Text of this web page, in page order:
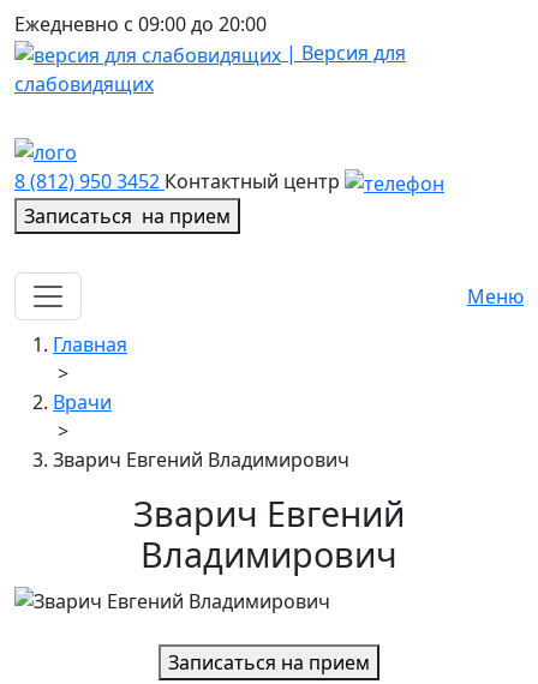
Ежедневно с 09:00 до 20:00
| Версия для
слабовидящих
8 (812) 950 3452 Контактный центр
Записаться на прием
Меню
Главная
>
Врачи
>
Зварич Евгений Владимирович
Зварич Евгений
Владимирович
Записаться на прием